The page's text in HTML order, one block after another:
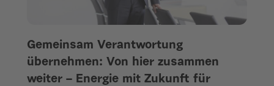
Gemeinsam Verantwortung
übernehmen: Von hier zusammen
weiter – Energie mit Zukunft für